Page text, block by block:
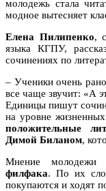
молодежь стала
модное вытесняет
Елена Пилипенко,
языка КГПУ,
сочинениях по
– Ученики очень
все чаще звучит: «А
Единицы пишут
на уровне
положительные
Димой Биланом,
Мнение молодежи
филфака. По их
покупаются и ходят